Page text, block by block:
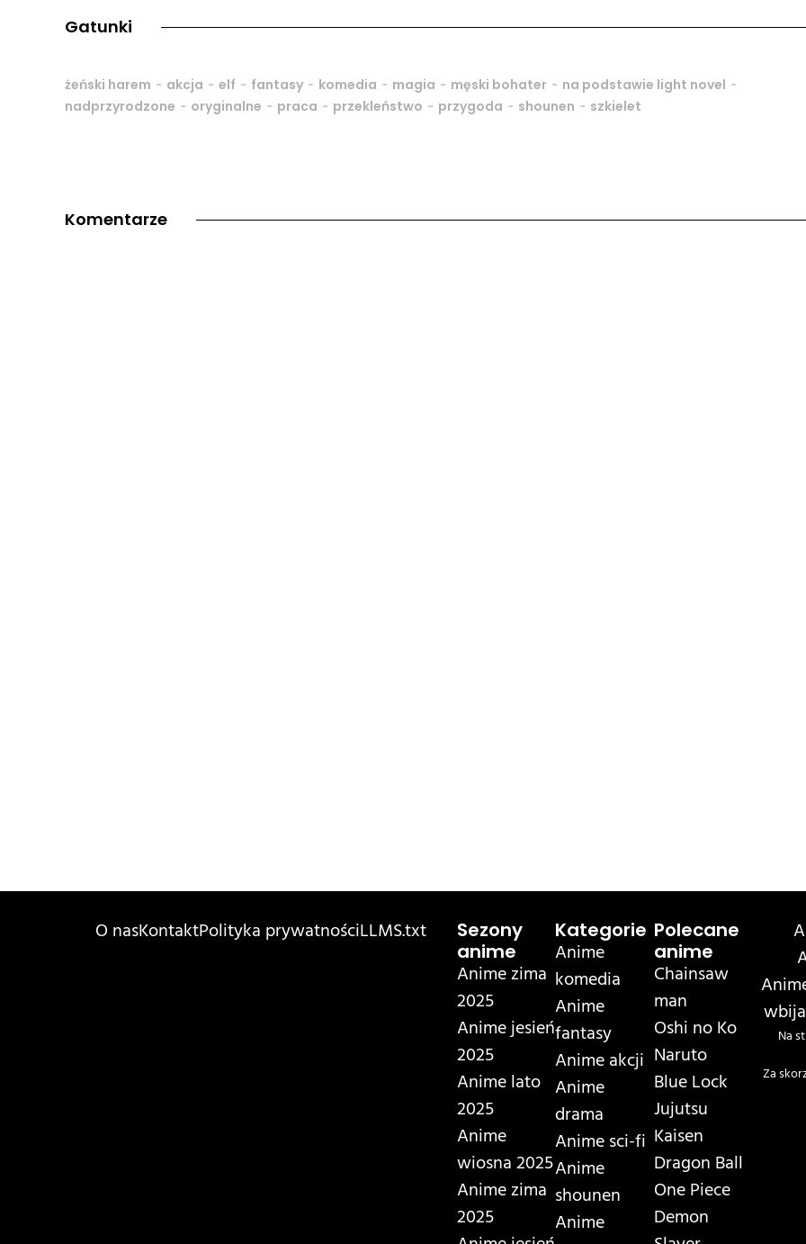
Gatunki
żeński harem - akcja - elf - fantasy - komedia - magia - męski bohater - na podstawie light novel -
nadprzyrodzone - oryginalne - praca - przekleństwo - przygoda - shounen - szkielet
Komentarze
O nasKontaktPolityka prywatnościLLMS.txt
Sezony
anime
Anime zima
2025
Anime jesień
2025
Anime lato
2025
Anime
wiosna 2025
Anime zima
2025
Kategorie
Anime
komedia
Anime
fantasy
Anime akcji
Anime
drama
Anime sci-fi
Anime
shounen
Anime
Polecane
anime
Chainsaw
man
Oshi no Ko
Naruto
Blue Lock
Jujutsu
Kaisen
Dragon Ball
One Piece
Demon
Na
Za